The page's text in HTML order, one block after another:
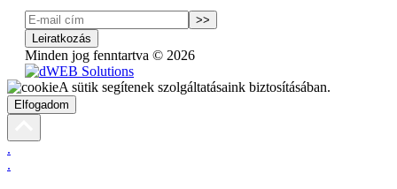
>>
Leiratkozás
Minden jog fenntartva © 2026
A sütik segítenek szolgáltatásaink biztosításában.
Elfogadom
.
.